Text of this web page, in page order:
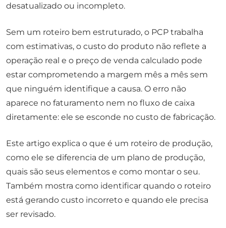
desatualizado ou incompleto.
Sem um roteiro bem estruturado, o PCP trabalha
com estimativas, o custo do produto não reflete a
operação real e o preço de venda calculado pode
estar comprometendo a margem mês a mês sem
que ninguém identifique a causa. O erro não
aparece no faturamento nem no fluxo de caixa
diretamente: ele se esconde no custo de fabricação.
Este artigo explica o que é um roteiro de produção,
como ele se diferencia de um plano de produção,
quais são seus elementos e como montar o seu.
Também mostra como identificar quando o roteiro
está gerando custo incorreto e quando ele precisa
ser revisado.